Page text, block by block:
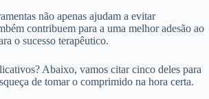
não apenas ajudam a evitar
contribuem para a uma melhor adesão ao
o sucesso terapêutico.
Abaixo, vamos citar cinco deles para
de tomar o comprimido na hora certa.